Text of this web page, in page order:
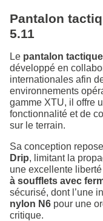
Pantalon
5.11
Le pantalon
développé en
internationales afin
environnements
gamme XTU, il offre
fonctionnalité et de
sur le terrain.
Sa conception
Drip, limitant la
une excellente
à soufflets avec
sécurisé, dont l’une
nylon N6 pour une
critique.